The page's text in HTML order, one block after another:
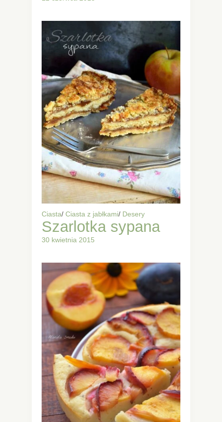
Ciasta/ Ciasta z jabłkami/ Desery
Szarlotka sypana
30 kwietnia 2015